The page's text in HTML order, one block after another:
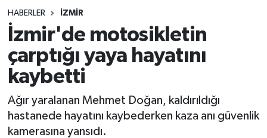
HABERLER İZMİR
İzmir'de motosikletin
çarptığı yaya hayatını
kaybetti
Ağır yaralanan Mehmet Doğan, kaldırıldığı
hastanede hayatını kaybederken kaza anı güvenlik
kamerasına yansıdı.
İZMİR
ÖZEL HABER
POLİTİKA
Programlar